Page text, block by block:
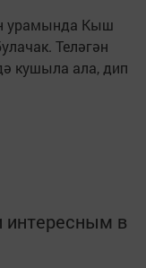
урамында Кыш
Теләгән
кушыла ала, дип
в